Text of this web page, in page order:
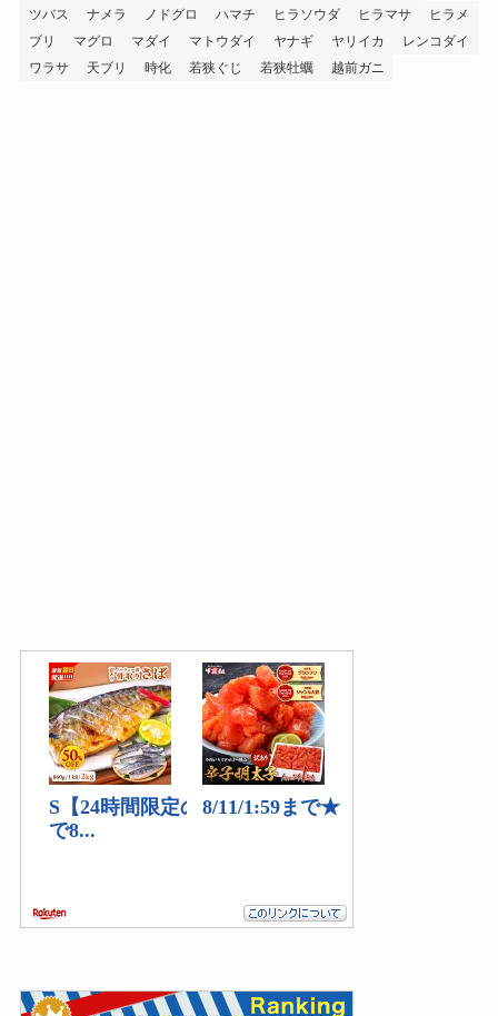
ツバス ナメラ ノドグロ ハマチ ヒラソウダ ヒラマサ
ヒラメ
ブリ
マグロ マダイ マトウダイ ヤナギ ヤリイカ
レンコダイ
ワラサ
天ブリ 時化 若狭ぐじ 若狭牡蠣 越前ガニ